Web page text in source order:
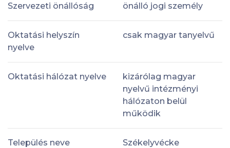
Szervezeti önállóság önálló jogi személy
Oktatási helyszín
nyelve
csak magyar tanyelvű
Oktatási hálózat nyelve
kizárólag magyar
nyelvű intézményi
hálózaton belül
működik
Település neve
Székelyvécke